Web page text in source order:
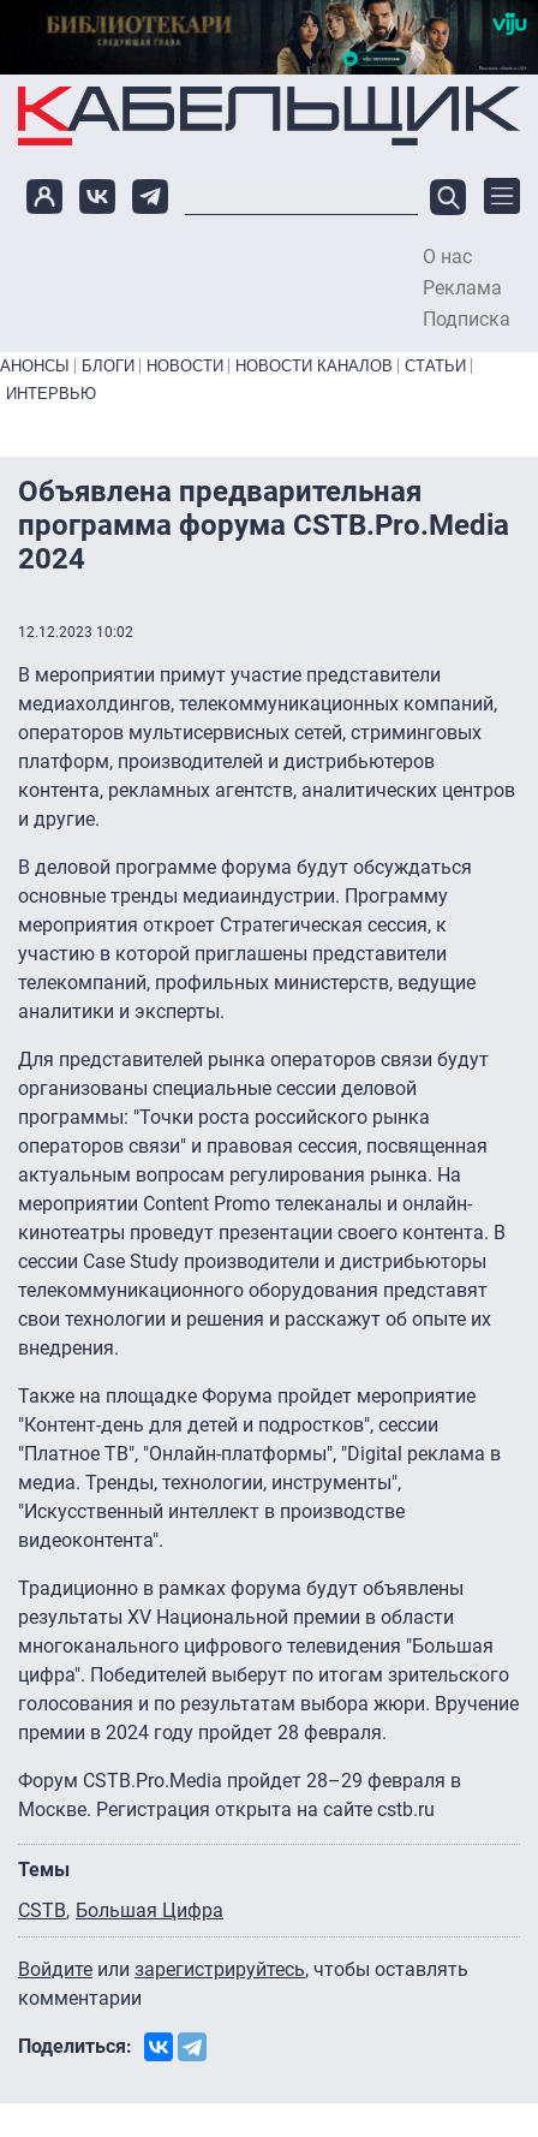
Перейти к основному содержанию
О нас
Реклама
Подписка
Primary links bottom
АНОНСЫ БЛОГИ НОВОСТИ НОВОСТИ КАНАЛОВ
СТАТЬИ
ИНТЕРВЬЮ
Объявлена предварительная
программа форума CSTB.Pro.Media
2024
12.12.2023 10:02
В мероприятии примут участие представители
медиахолдингов, телекоммуникационных компаний,
операторов мультисервисных сетей, стриминговых
платформ, производителей и дистрибьютеров
контента, рекламных агентств, аналитических центров
и другие.
В деловой программе форума будут обсуждаться
основные тренды медиаиндустрии. Программу
мероприятия откроет Стратегическая сессия, к
участию в которой приглашены представители
телекомпаний, профильных министерств, ведущие
аналитики и эксперты.
Для представителей рынка операторов связи будут
организованы специальные сессии деловой
программы: "Точки роста российского рынка
операторов связи" и правовая сессия, посвященная
актуальным вопросам регулирования рынка. На
мероприятии Content Promo телеканалы и онлайн-
кинотеатры проведут презентации своего контента. В
сессии Сase Study производители и дистрибьюторы
телекоммуникационного оборудования представят
свои технологии и решения и расскажут об опыте их
внедрения.
Также на площадке Форума пройдет мероприятие
"Контент-день для детей и подростков", сессии
"Платное ТВ", "Онлайн-платформы", "Digital реклама в
медиа. Тренды, технологии, инструменты",
"Искусственный интеллект в производстве
видеоконтента".
Традиционно в рамках форума будут объявлены
результаты XV Национальной премии в области
многоканального цифрового телевидения "Большая
цифра". Победителей выберут по итогам зрительского
голосования и по результатам выбора жюри. Вручение
премии в 2024 году пройдет 28 февраля.
Форум CSTB.Pro.Media пройдет 28–29 февраля в
Москве. Регистрация открыта на сайте cstb.ru
Темы
CSTB Большая Цифра
Войдите или зарегистрируйтесь, чтобы оставлять
комментарии
Поделиться: